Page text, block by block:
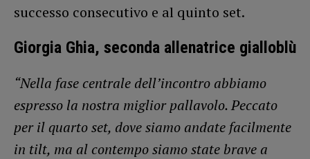
successo consecutivo e al quinto set.
Giorgia Ghia, seconda allenatrice gialloblù
“Nella fase centrale dell’incontro abbiamo
espresso la nostra miglior pallavolo. Peccato
per il quarto set, dove siamo andate facilmente
in tilt, ma al contempo siamo state brave a